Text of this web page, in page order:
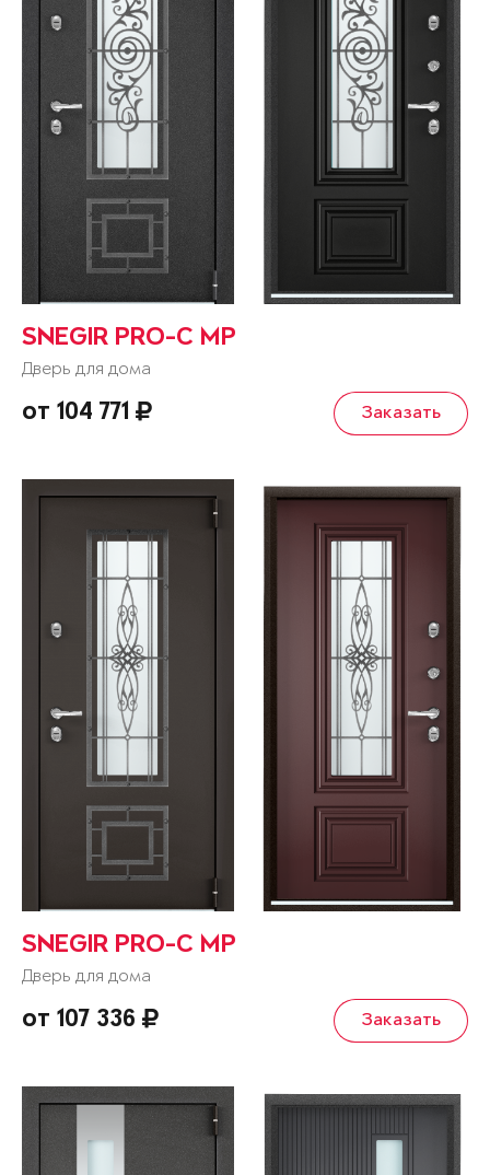
SNEGIR PRO-C MP
Дверь для дома
от 104 771 Заказать
SNEGIR PRO-C MP
Дверь для дома
от 107 336 Заказать